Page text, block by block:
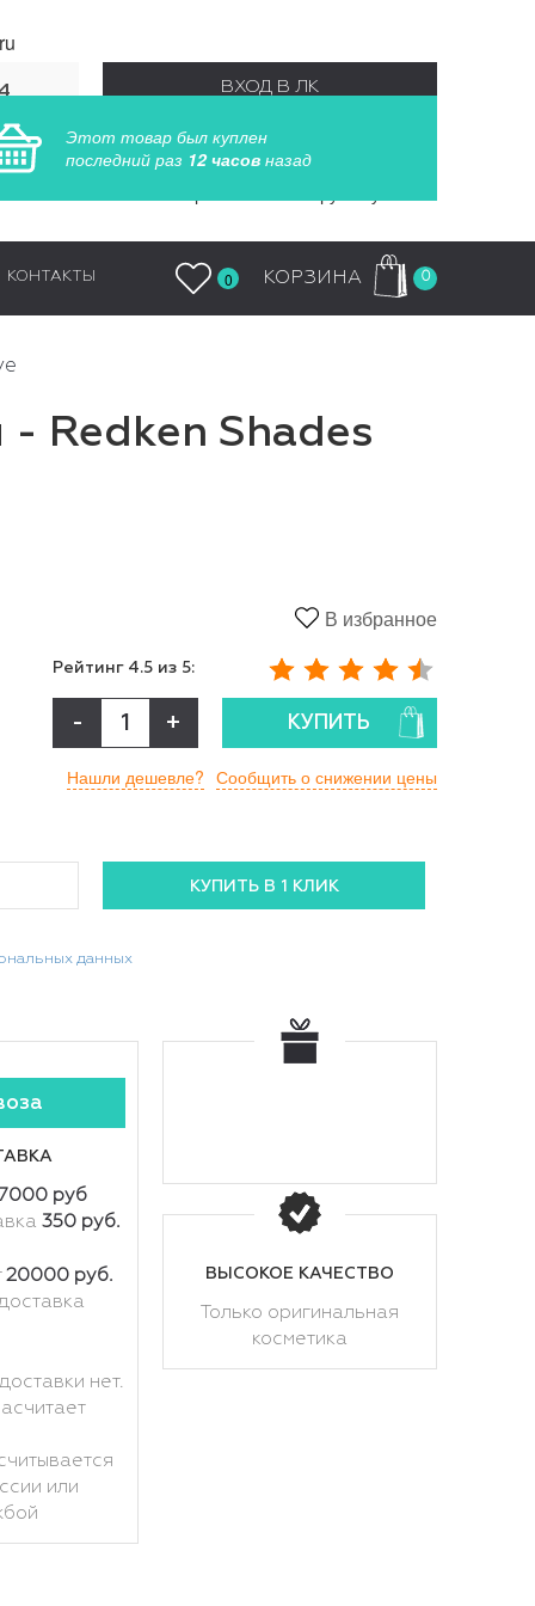
ВХОД В ЛК
РЕГИСТРАЦИЯ
КОНТАКТЫ 0 КОРЗИНА 0
Redken Shades
В избранное
Рейтинг 4.5 из 5:
- + КУПИТЬ
Нашли дешевле? Сообщить о снижении цены
данных
руб
350 руб.
20000 руб.
нет.
или
ВЫСОКОЕ КАЧЕСТВО
Только оригинальная
косметика
Этот товар был куплен
последний раз 12 часов назад